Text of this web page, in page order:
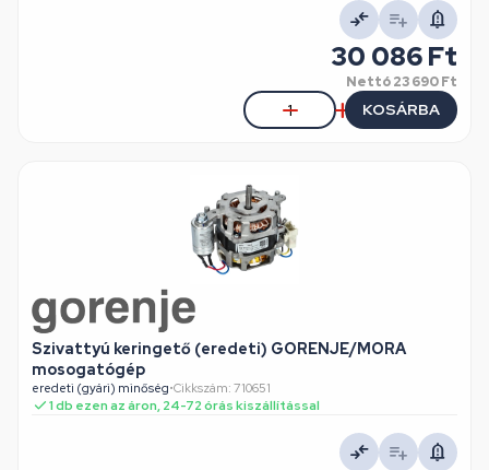
30 086 Ft
Nettó23 690 Ft
KOSÁRBA
Szivattyú keringető (eredeti) GORENJE/MORA
mosogatógép
eredeti (gyári) minőség•Cikkszám: 710651
1 db ezen az áron, 24-72 órás kiszállítással